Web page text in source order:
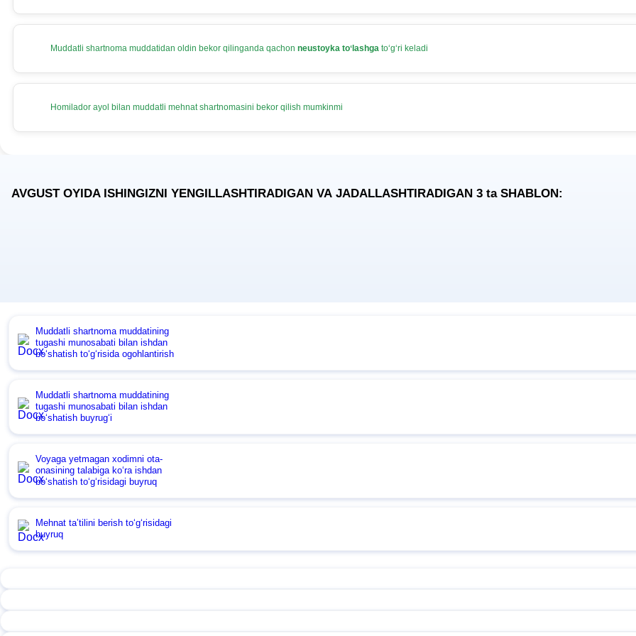
Muddatli shartnoma muddatidan oldin bekor qilinganda qachon neustoyka toʻlashga toʻgʻri keladi
Homilador ayol bilan muddatli mehnat shartnomasini bekor qilish mumkinmi
AVGUST OYIDA ISHINGIZNI YENGILLASHTIRADIGAN VA JADALLASHTIRADIGAN 3 taSHABLON:
Muddatli shartnoma muddatining
tugashi munosabati bilan ishdan
boʻshatish toʻgʻrisida ogohlantirish
Muddatli shartnoma muddatining
tugashi munosabati bilan ishdan
boʻshatish buyrugʻi
Voyaga yetmagan хodimni ota-
onasining talabiga koʻra ishdan
boʻshatish toʻgʻrisidagi buyruq
Mehnat ta’tilini berish toʻgʻrisidagi
buyruq